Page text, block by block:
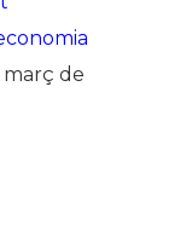
març de